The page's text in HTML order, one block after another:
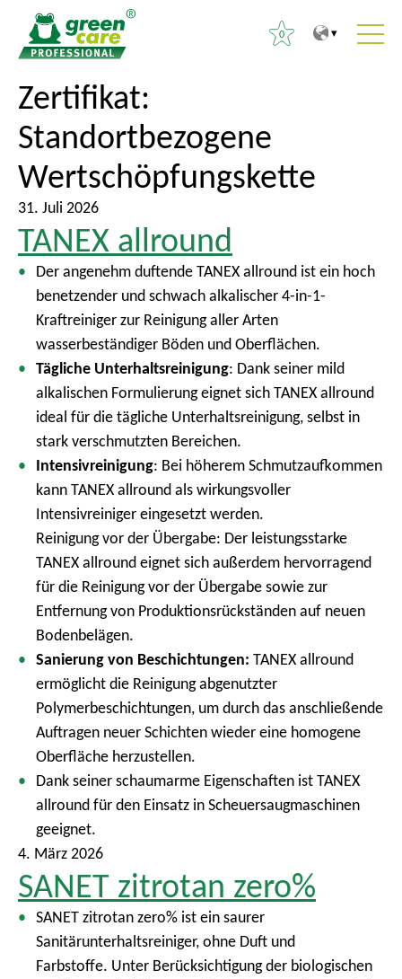
0
S
u
c
h
e
n
n
a
Zertifikat:
Standortbezogene
Wertschöpfungskette
31. Juli 2026
TANEX allround
Der angenehm duftende TANEX allround ist ein hoch
benetzender und schwach alkalischer 4-in-1-
Kraftreiniger zur Reinigung aller Arten
wasserbeständiger Böden und Oberflächen.
Tägliche Unterhaltsreinigung: Dank seiner mild
alkalischen Formulierung eignet sich TANEX allround
ideal für die tägliche Unterhaltsreinigung, selbst in
stark verschmutzten Bereichen.
Intensivreinigung: Bei höherem Schmutzaufkommen
kann TANEX allround als wirkungsvoller
Intensivreiniger eingesetzt werden.
Reinigung vor der Übergabe: Der leistungsstarke
TANEX allround eignet sich außerdem hervorragend
für die Reinigung vor der Übergabe sowie zur
Entfernung von Produktionsrückständen auf neuen
Bodenbelägen.
Sanierung von Beschichtungen: TANEX allround
ermöglicht die Reinigung abgenutzter
Polymerbeschichtungen, um durch das anschließende
Auftragen neuer Schichten wieder eine homogene
Oberfläche herzustellen.
Dank seiner schaumarme Eigenschaften ist TANEX
allround für den Einsatz in Scheuersaugmaschinen
geeignet.
4. März 2026
SANET zitrotan zero%
SANET zitrotan zero% ist ein saurer
Sanitärunterhaltsreiniger, ohne Duft und
Farbstoffe. Unter Berücksichtigung der biologischen